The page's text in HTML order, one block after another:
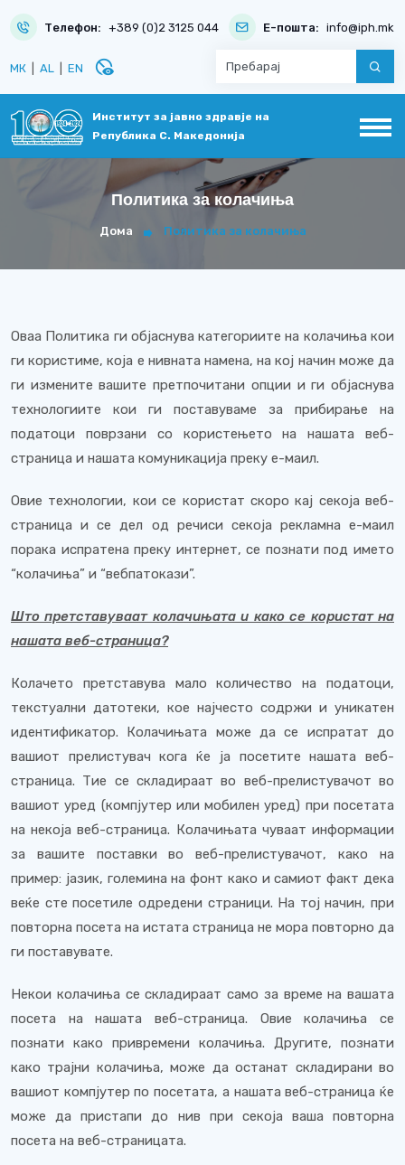
Телефон: +389 (0)2 3125 044 Е-пошта: info@iph.mk
МК AL EN disabled_visible
Институт за јавно здравје на
Република С. Македонија
Политика за колачиња
Дома Политика за колачиња
Оваа Политика ги објаснува категориите на колачиња кои
ги користиме, која е нивната намена, на кој начин може да
ги измените вашите претпочитани опции и ги објаснува
технологиите кои ги поставуваме за прибирање на
податоци поврзани со користењето на нашата веб-
страница и нашата комуникација преку е-маил.
Овие технологии, кои се користат скоро кај секоја веб-
страница и се дел од речиси секоја рекламна е-маил
порака испратена преку интернет, се познати под името
“колачиња” и “вебпатокази”.
Што претставуваат колачињата и како се користат на
нашата веб-страница?
Колачето претставува мало количество на податоци,
текстуални датотеки, кое најчесто содржи и уникатен
идентификатор. Колачињата може да се испратат до
вашиот прелистувач кога ќе ја посетите нашата веб-
страница. Тие се складираат во веб-прелистувачот во
вашиот уред (компјутер или мобилен уред) при посетата
на некоја веб-страница. Колачињата чуваат информации
за вашите поставки во веб-прелистувачот, како на
пример: јазик, големина на фонт како и самиот факт дека
веќе сте посетиле одредени страници. На тој начин, при
повторна посета на истата страница не мора повторно да
ги поставувате.
Некои колачиња се складираат само за време на вашата
посета на нашата веб-страница. Овие колачиња се
познати како привремени колачиња. Другите, познати
како трајни колачиња, може да останат складирани во
вашиот компјутер по посетата, а нашата веб-страница ќе
може да пристапи до нив при секоја ваша повторна
посета на веб-страницата.